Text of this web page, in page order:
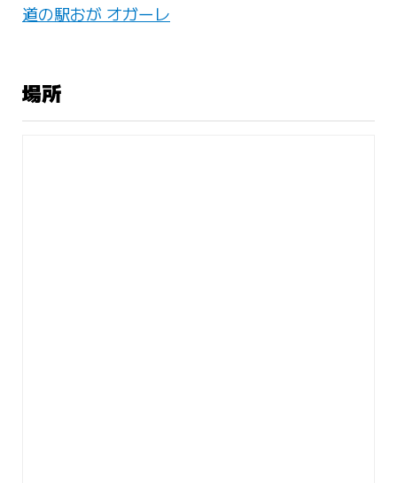
道の駅おが オガーレ
場所